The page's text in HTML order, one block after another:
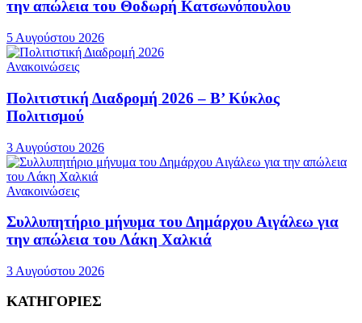
την απώλεια του Θοδωρή Κατσωνόπουλου
5 Αυγούστου 2026
Ανακοινώσεις
Πολιτιστική Διαδρομή 2026 – Β’ Κύκλος
Πολιτισμού
3 Αυγούστου 2026
Ανακοινώσεις
Συλλυπητήριο μήνυμα του Δημάρχου Αιγάλεω για
την απώλεια του Λάκη Χαλκιά
3 Αυγούστου 2026
ΚΑΤΗΓΟΡΙΕΣ